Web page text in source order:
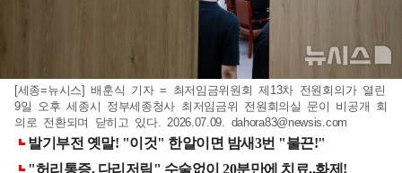
[세종=뉴시스] 배훈식 기자 = 최저임금위원회 제13차 전원회의가 열린
9일 오후 세종시 정부세종청사 최저임금위 전원회의실 문이 비공개 회
의로 전환되며 닫히고 있다. 2026.07.09. dahora83@newsis.com